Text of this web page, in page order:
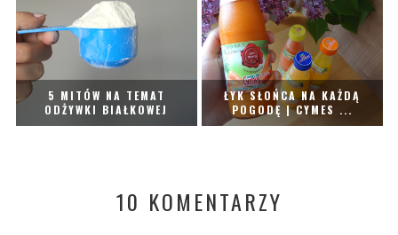
5 MITÓW NA TEMAT
ODŻYWKI BIAŁKOWEJ
ŁYK SŁOŃCA NA KAŻDĄ
POGODĘ | CYMES ...
10 KOMENTARZY